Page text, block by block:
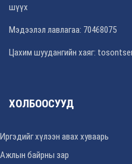
шүүх
Мэдээлэл лавлагаа: 70468075
Цахим шуудангийн хаяг:
ХОЛБООСУУД
Иргэдийг хүлээн авах хуваарь
Ажлын байрны зар